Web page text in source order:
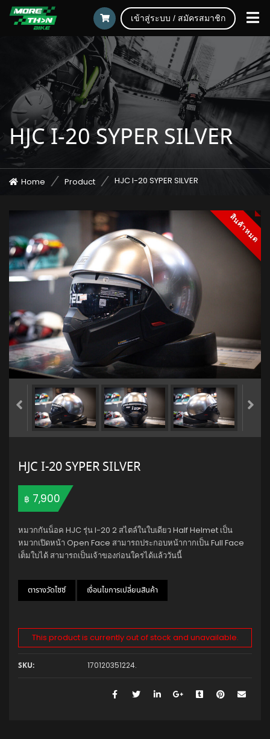
เข้าสู่ระบบ / สมัครสมาชิก
HJC I-20 SYPER SILVER
Home Product HJC I-20 SYPER SILVER
สินค้าหมด
HJC I-20 SYPER SILVER
฿ 7,900
หมวกกันน็อค HJC รุ่น I-20 2 สไตล์ในใบเดียว Half Helmet เป็น
หมวกเปิดหน้า Open Face สามารถประกอบหน้ากากเป็น Full Face
เต็มใบได้ สามารถเป็นเจ้าของก่อนใครได้แล้ววันนี้
ตารางวัดไซซ์ เงื่อนไขการเปลี่ยนสินค้า
This product is currently out of stock and unavailable.
SKU: 170120351224.